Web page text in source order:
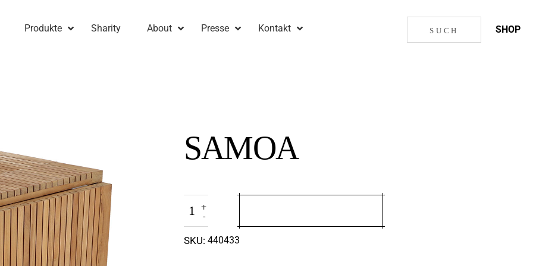
Produkte Sharity About Presse Kontakt SHOP
SAMOA
-
+
SKU: 440433